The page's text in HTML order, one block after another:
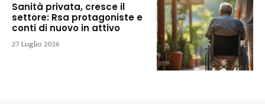
Sanità privata, cresce il
settore: Rsa protagoniste e
conti di nuovo in attivo
27 Luglio 2026